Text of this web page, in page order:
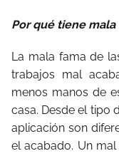
Por qué tiene mala
La mala fama de
trabajos mal
menos manos de
casa. Desde el tipo
aplicación son
el acabado. Un